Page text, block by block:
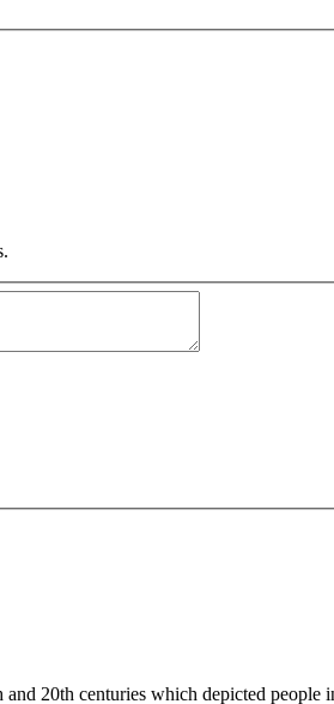
20th centuries which depicted people